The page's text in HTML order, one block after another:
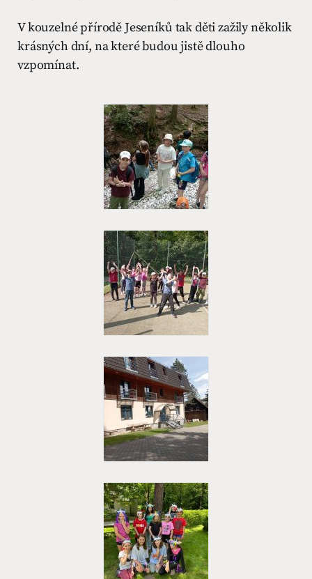
V kouzelné přírodě Jeseníků tak děti zažily několik
krásných dní, na které budou jistě dlouho
vzpomínat.